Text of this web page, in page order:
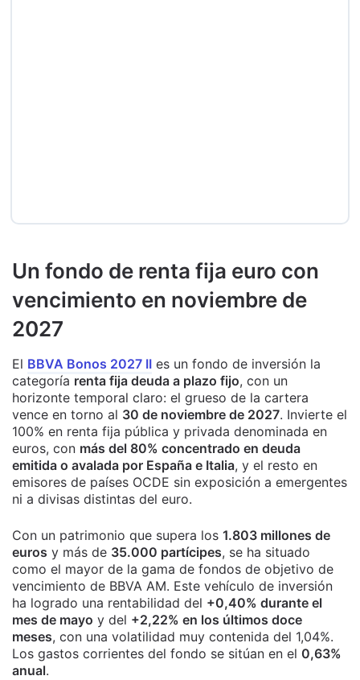
Un fondo de renta fija euro con
vencimiento en noviembre de
2027
El BBVA Bonos 2027 II es un fondo de inversión la
categoría renta fija deuda a plazo fijo, con un
horizonte temporal claro: el grueso de la cartera
vence en torno al 30 de noviembre de 2027. Invierte el
100% en renta fija pública y privada denominada en
euros, con más del 80% concentrado en deuda
emitida o avalada por España e Italia, y el resto en
emisores de países OCDE sin exposición a emergentes
ni a divisas distintas del euro.
Con un patrimonio que supera los 1.803 millones de
euros y más de 35.000 partícipes, se ha situado
como el mayor de la gama de fondos de objetivo de
vencimiento de BBVA AM. Este vehículo de inversión
ha logrado una rentabilidad del +0,40% durante el
mes de mayo y del +2,22% en los últimos doce
meses, con una volatilidad muy contenida del 1,04%.
Los gastos corrientes del fondo se sitúan en el 0,63%
anual.